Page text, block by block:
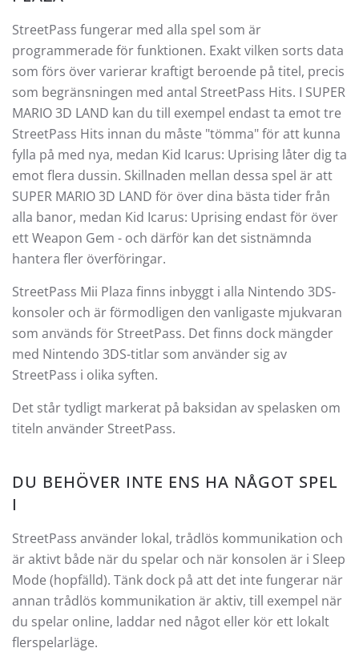
StreetPass fungerar med alla spel som är
programmerade för funktionen. Exakt vilken sorts data
som förs över varierar kraftigt beroende på titel, precis
som begränsningen med antal StreetPass Hits. I SUPER
MARIO 3D LAND kan du till exempel endast ta emot tre
StreetPass Hits innan du måste "tömma" för att kunna
fylla på med nya, medan Kid Icarus: Uprising låter dig ta
emot flera dussin. Skillnaden mellan dessa spel är att
SUPER MARIO 3D LAND för över dina bästa tider från
alla banor, medan Kid Icarus: Uprising endast för över
ett Weapon Gem - och därför kan det sistnämnda
hantera fler överföringar.
StreetPass Mii Plaza finns inbyggt i alla Nintendo 3DS-
konsoler och är förmodligen den vanligaste mjukvaran
som används för StreetPass. Det finns dock mängder
med Nintendo 3DS-titlar som använder sig av
StreetPass i olika syften.
Det står tydligt markerat på baksidan av spelasken om
titeln använder StreetPass.
DU BEHÖVER INTE ENS HA NÅGOT SPEL
I
StreetPass använder lokal, trådlös kommunikation och
är aktivt både när du spelar och när konsolen är i Sleep
Mode (hopfälld). Tänk dock på att det inte fungerar när
annan trådlös kommunikation är aktiv, till exempel när
du spelar online, laddar ned något eller kör ett lokalt
flerspelarläge.